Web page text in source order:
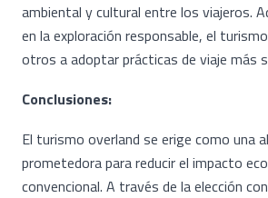
ambiental y cultural entre los viajeros.
en la exploración responsable, el
otros a adoptar prácticas de viaje más
Conclusiones:
El turismo overland se erige como una
prometedora para reducir el impacto
convencional. A través de la elección